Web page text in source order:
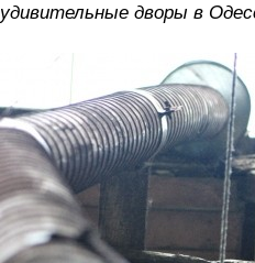
удивительные дворы в